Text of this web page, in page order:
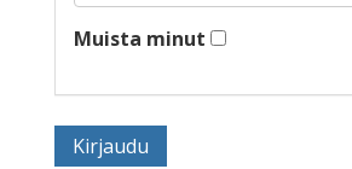
Muista minut